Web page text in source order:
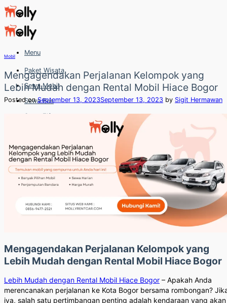
Skip
to
content
Menu
Paket Wisata
Sewa Mobil
Sewa Bus
Sewa Elf
Hubungi
Hubungi
Mobil
Mengagendakan Perjalanan Kelompok yang
Lebih Mudah dengan Rental Mobil Hiace Bogor
Posted onSeptember 13, 2023September 13, 2023 by Sigit Hermawan
Mengagendakan Perjalanan Kelompok yang
Lebih Mudah dengan Rental Mobil Hiace Bogor
Lebih Mudah dengan Rental Mobil Hiace Bogor – Apakah Anda
merencanakan perjalanan ke Kota Bogor bersama rombongan?
iya, salah satu pertimbangan penting adalah kendaraan yang akan